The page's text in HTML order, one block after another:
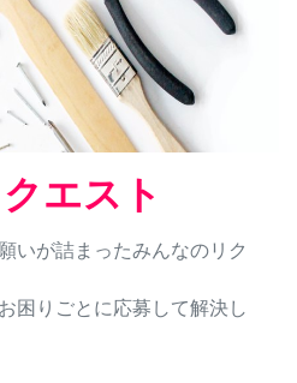
エスト
いが詰まったみんなのリク
困りごとに応募して解決し